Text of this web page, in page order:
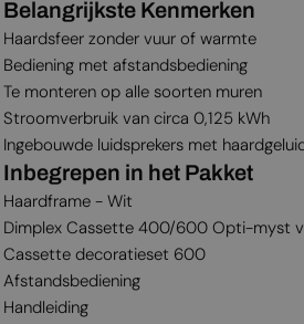
Belangrijkste Kenmerken
Haardsfeer zonder vuur of warmte
Bediening met afstandsbediening
Te monteren op alle soorten muren
Stroomverbruik van circa 0,125 kWh
Ingebouwde luidsprekers met
Inbegrepen in het Pakket
Haardframe - Wit
Dimplex Cassette 400/600 Opti-myst
Cassette decoratieset 600
Afstandsbediening
Handleiding